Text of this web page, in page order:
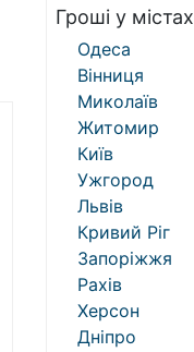
Гроші у містах
Одеса
Вінниця
Миколаїв
Житомир
Київ
Ужгород
Львів
Кривий Ріг
Запоріжжя
Рахів
Херсон
Дніпро